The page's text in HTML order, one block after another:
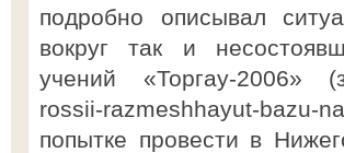
подробно описывал
вокруг так и
учений «Торгау-2006»
rossii-razmeshhayut-
попытке провести в